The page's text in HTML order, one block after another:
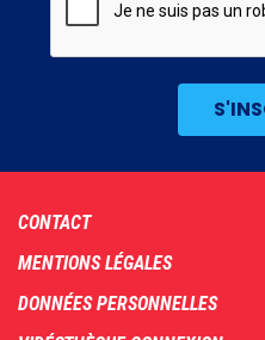
Footer
menu
CONTACT
MENTIONS LÉGALES
DONNÉES PERSONNELLES